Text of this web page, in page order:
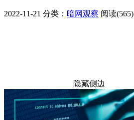
2022-11-21 分类： 暗网观察 阅读(565)
隐藏侧边